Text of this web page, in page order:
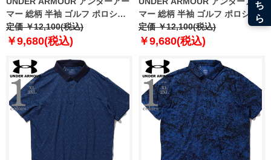
マー 総柄 半袖 ゴルフ ポロシャ
ツ USA直輸入 um0988-190
定価 ￥12,100(税込)
￥9,680(税込)
マー 総柄 半袖 ゴルフ ポロシャ
ツ USA直輸入 um0993-1139
定価 ￥12,100(税込)
￥9,680(税込)